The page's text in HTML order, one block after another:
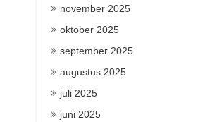
november 2025
oktober 2025
september 2025
augustus 2025
juli 2025
juni 2025